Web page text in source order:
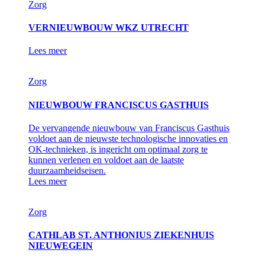
Zorg
VERNIEUWBOUW WKZ UTRECHT
Lees meer
Zorg
NIEUWBOUW FRANCISCUS GASTHUIS
De vervangende nieuwbouw van Franciscus Gasthuis
voldoet aan de nieuwste technologische innovaties en
OK-technieken, is ingericht om optimaal zorg te
kunnen verlenen en voldoet aan de laatste
duurzaamheidseisen.
Lees meer
Zorg
CATHLAB ST. ANTHONIUS ZIEKENHUIS
NIEUWEGEIN